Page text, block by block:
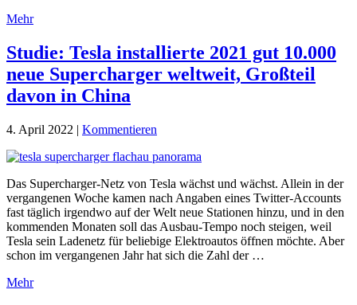
Mehr
Studie: Tesla installierte 2021 gut 10.000
neue Supercharger weltweit, Großteil
davon in China
4. April 2022 | Kommentieren
Das Supercharger-Netz von Tesla wächst und wächst. Allein in der
vergangenen Woche kamen nach Angaben eines Twitter-Accounts
fast täglich irgendwo auf der Welt neue Stationen hinzu, und in den
kommenden Monaten soll das Ausbau-Tempo noch steigen, weil
Tesla sein Ladenetz für beliebige Elektroautos öffnen möchte. Aber
schon im vergangenen Jahr hat sich die Zahl der …
Mehr